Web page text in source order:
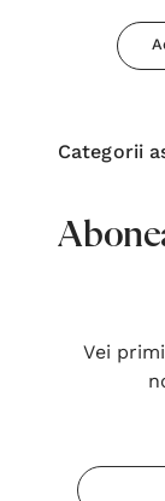
Categorii
Vei
Adresa